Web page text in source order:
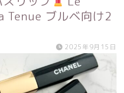
ブルベ向け2
2025年9月15日